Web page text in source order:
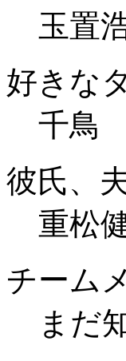
玉置
好きな
千鳥
彼氏、
重松
チーム
まだ